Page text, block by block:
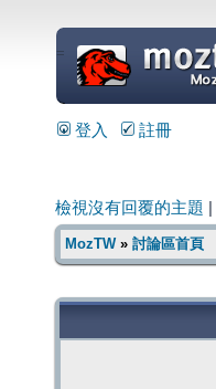
=
登入 註冊
檢視沒有回覆的主題
MozTW» 討論區首頁